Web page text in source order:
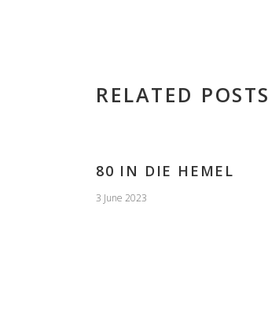
RELATED POSTS
80 IN DIE HEMEL
3 June 2023